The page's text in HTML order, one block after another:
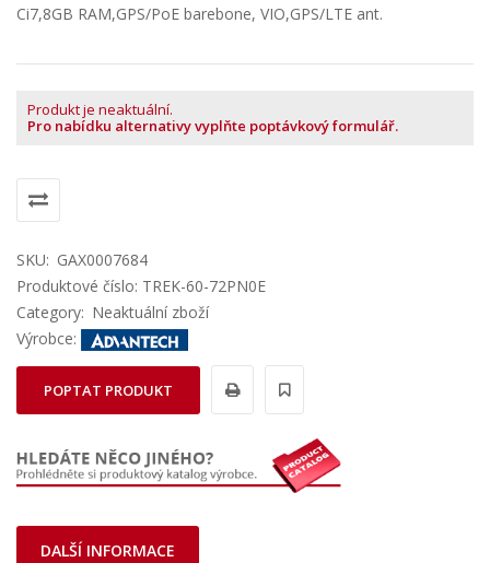
Ci7,8GB RAM,GPS/PoE barebone, VIO,GPS/LTE ant.
Produkt je neaktuální.
Pro nabídku alternativy vyplňte poptávkový formulář.
SKU: GAX0007684
Produktové číslo: TREK-60-72PN0E
Category: Neaktuální zboží
Výrobce:
POPTAT PRODUKT
DALŠÍ INFORMACE